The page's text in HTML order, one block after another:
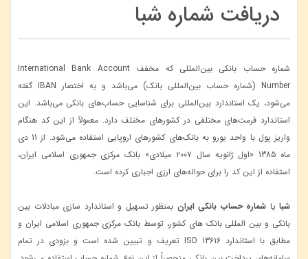
دریافت شماره شبا
شماره حساب بانکی بین‌المللی که مخفف International Bank Account
Number (شماره حساب بین‌المللی بانک) می‌باشد و به اختصار IBAN گفته
می‌شود، یک استاندارد بین‌المللی برای شناسایی حساب‌های بانکی می‌باشد. این
استاندارد فرمت‌های مختلفی در کشورهای مختلف دارد. معمولاً از این کد هنگام
واریز پول با واحد یورو به بانک‌های کشورهای اروپایی استفاده می‌شود. از 11 دی
ماه 1385 «اول ژانویه سال ۲۰۰۷ میلادی» بانک مرکزی جمهوری اسلامی ایران،
استفاده از این کد را برای حواله‌های ارزی اجباری کرده است.
شبا یا شماره حساب بانکی ایران بمنظور تسهیل و استاندارد سازی مبادلات بین
بانکی و بین المللی بانک های کشور، توسط بانک مرکزی جمهوری اسلامی ایران و
مطابق با استاندارد ISO 13616 تعریف و تبیین شده است و بزودی در تمام